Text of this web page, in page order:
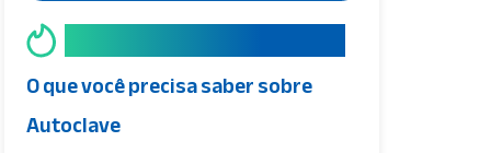
Os mais acessados
O que você precisa saber sobre
Autoclave